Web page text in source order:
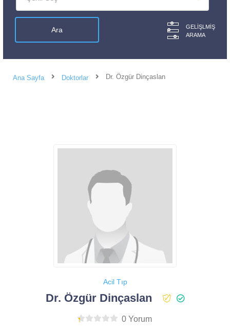
GELIŞLMIŞ
ARAMA
Ana Sayfa Doktorlar Dr. Özgür Dinçaslan
Acil Tıp
Dr. Özgür Dinçaslan
0 Yorum